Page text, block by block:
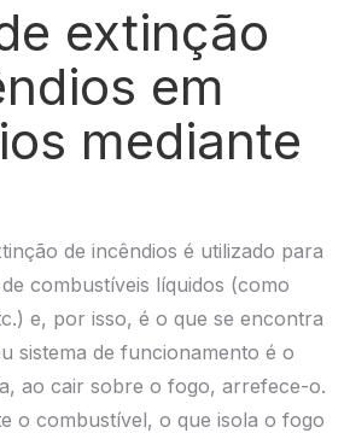
extinção
em
mediante
de incêndios é utilizado para
combustíveis líquidos (como
e, por isso, é o que se encontra
sistema de funcionamento é o
ao cair sobre o fogo, arrefece-o.
o combustível, o que isola o fogo